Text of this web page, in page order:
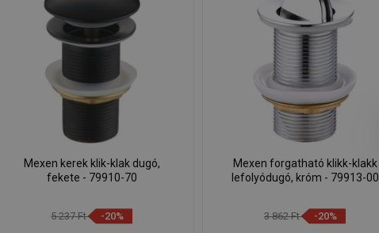
Mexen kerek klik-klak dugó,
fekete - 79910-70
5 237 Ft -20%
Mexen forgatható klikk-klakk
lefolyódugó, króm - 79913-00
3 862 Ft -20%
GREEK